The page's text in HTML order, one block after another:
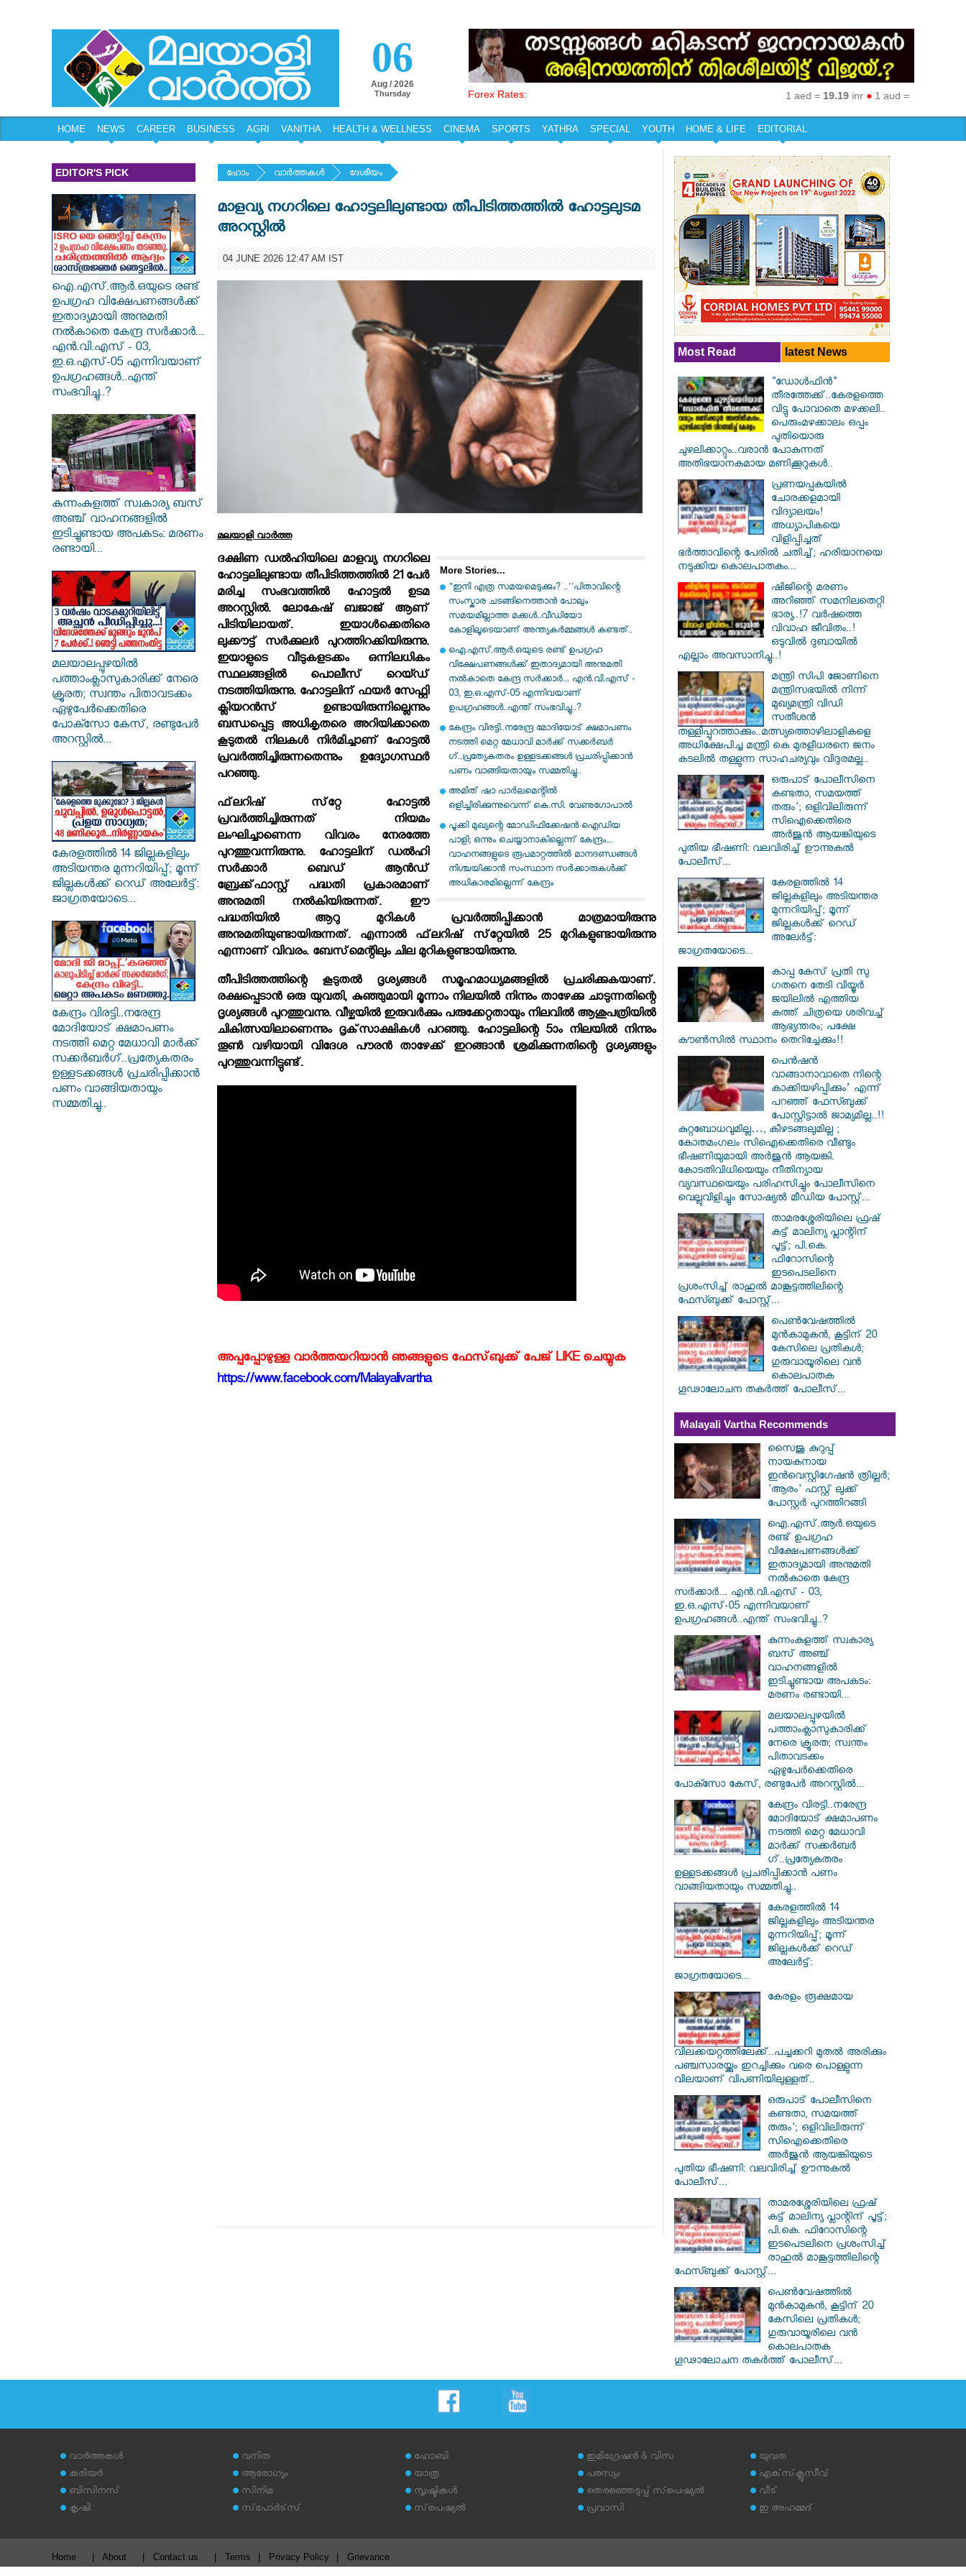
06
Aug / 2026
Thursday Forex Rates: 1 aed =19.19inr● 1 aud =50.27
HOME NEWS CAREER BUSINESS AGRI VANITHA HEALTH & WELLNESS CINEMA SPORTS YATHRA SPECIAL YOUTH HOME & LIFE EDITORIAL
EDITOR'S PICK
ഐ.എസ്.ആർ.ഒയുടെ രണ്ട്
ഉപഗ്രഹ വിക്ഷേപണങ്ങൾക്ക്
ഇതാദ്യമായി അനുമതി
നൽകാതെ കേന്ദ്ര സർക്കാർ...
എൻ.വി.എസ് - 03,
ഇ.ഒ.എസ്-05 എന്നിവയാണ്
ഉപഗ്രഹങ്ങൾ..എന്ത്
സംഭവിച്ചു..?
കുന്നംകുളത്ത് സ്വകാര്യ ബസ്
അഞ്ച് വാഹനങ്ങളിൽ
ഇടിച്ചുണ്ടായ അപകടം: മരണം
രണ്ടായി...
മലയാലപ്പുഴയിൽ
പത്താംക്ലാസുകാരിക്ക് നേരെ
ക്രൂരത; സ്വന്തം പിതാവടക്കം
ഏഴുപേർക്കെതിരെ
പോക്സോ കേസ്, രണ്ടുപേർ
അറസ്റ്റിൽ...
കേരളത്തിൽ 14 ജില്ലകളിലും
അടിയന്തര മുന്നറിയിപ്പ്; മൂന്ന്
ജില്ലകൾക്ക് റെഡ് അലേർട്ട്:
ജാഗ്രതയോടെ...
കേന്ദ്രം വിരട്ടി..നരേന്ദ്ര
മോദിയോട് ക്ഷമാപണം
നടത്തി മെറ്റ മേധാവി മാർക്ക്
സക്കർബർ​ഗ്..പ്രത്യേകതരം
ഉള്ളടക്കങ്ങൾ പ്രചരിപ്പിക്കാൻ
പണം വാങ്ങിയതായും
സമ്മതിച്ചു..
ഹോം വാര്‍ത്തകള്‍ ദേശീയം
മാളവ്യ നഗറിലെ ഹോട്ടലിലുണ്ടായ തീപിടിത്തത്തില്‍ ഹോട്ടലുടമ
അറസ്റ്റില്‍
04 JUNE 2026 12:47 AM IST
മലയാളി വാര്‍ത്ത
More Stories...
"ഇനി എത്ര സമയമെടുക്കും? ..''പിതാവിന്റെ
സംസ്കാര ചടങ്ങിനെത്താൻ പോലും
സമയമില്ലാത്ത മക്കൾ..വീഡിയോ
കോളിലൂടെയാണ് അന്ത്യകർമ്മങ്ങൾ കണ്ടത്..
ഐ.എസ്.ആർ.ഒയുടെ രണ്ട് ഉപഗ്രഹ
വിക്ഷേപണങ്ങൾക്ക് ഇതാദ്യമായി അനുമതി
നൽകാതെ കേന്ദ്ര സർക്കാർ... എൻ.വി.എസ് -
03, ഇ.ഒ.എസ്-05 എന്നിവയാണ്
ഉപഗ്രഹങ്ങൾ..എന്ത് സംഭവിച്ചു..?
കേന്ദ്രം വിരട്ടി..നരേന്ദ്ര മോദിയോട് ക്ഷമാപണം
നടത്തി മെറ്റ മേധാവി മാർക്ക് സക്കർബർ​
ഗ്..പ്രത്യേകതരം ഉള്ളടക്കങ്ങൾ പ്രചരിപ്പിക്കാൻ
പണം വാങ്ങിയതായും സമ്മതിച്ചു..
അമിത് ഷാ പാര്‍ലമെന്റില്‍
ഒളിച്ചിരിക്കുന്നുവെന്ന് കെ.സി. വേണുഗോപാല്‍
പൂക്കി മുഖ്യന്റെ മോഡിഫിക്കേഷൻ ഐഡിയ
പാളി; ഒന്നും ചെയ്യാനാകില്ലെന്ന് കേന്ദ്രം...
വാഹനങ്ങളുടെ രൂപമാറ്റത്തില്‍ മാനദണ്ഡങ്ങള്‍
നിശ്ചയിക്കാന്‍ സംസ്ഥാന സര്‍ക്കാരുകള്‍ക്ക്
അധികാരമില്ലെന്ന് കേന്ദ്രം
ദക്ഷിണ ഡല്‍ഹിയിലെ മാളവ്യ നഗറിലെ
ഹോട്ടലിലുണ്ടായ തീപിടിത്തത്തില്‍ 21 പേര്‍
മരിച്ച സംഭവത്തില്‍ ഹോട്ടല്‍ ഉടമ
അറസ്റ്റില്‍. ലോകേഷ് ബജാജ് ആണ്
പിടിയിലായത്. ഇയാള്‍ക്കെതിരെ
ലുക്കൗട്ട് സര്‍ക്കുലര്‍ പുറത്തിറക്കിയിരുന്നു.
ഇയാളുടെ വീടുകളടക്കം ഒന്നിലധികം
സ്ഥലങ്ങളില്‍ പൊലീസ് റെയ്ഡ്
നടത്തിയിരുന്നു. ഹോട്ടലിന് ഫയര്‍ സേഫ്റ്റി
ക്ലിയറന്‍സ് ഉണ്ടായിരുന്നില്ലെന്നും
ബന്ധപ്പെട്ട അധികൃതരെ അറിയിക്കാതെ
കൂടുതല്‍ നിലകള്‍ നിര്‍മിച്ചാണ് ഹോട്ടല്‍
പ്രവര്‍ത്തിച്ചിരുന്നതെന്നും ഉദ്യോഗസ്ഥര്‍
പറഞ്ഞു.
ഫ്‌ലറിഷ് സ്‌റ്റേ ഹോട്ടല്‍
പ്രവര്‍ത്തിച്ചിരുന്നത് നിയമം
ലംഘിച്ചാണെന്ന വിവരം നേരത്തേ
പുറത്തുവന്നിരുന്നു. ഹോട്ടലിന് ഡല്‍ഹി
സര്‍ക്കാര്‍ ബെഡ് ആന്‍ഡ്
ബ്രേക്ക്ഫാസ്റ്റ് പദ്ധതി പ്രകാരമാണ്
അനുമതി നല്‍കിയിരുന്നത്. ഈ
പദ്ധതിയില്‍ ആറു മുറികള്‍ പ്രവര്‍ത്തിപ്പിക്കാന്‍ മാത്രമായിരുന്നു
അനുമതിയുണ്ടായിരുന്നത്. എന്നാല്‍ ഫ്‌ലറിഷ് സ്‌റ്റേയില്‍ 25 മുറികളുണ്ടായിരുന്നു
എന്നാണ് വിവരം. ബേസ്‌മെന്റിലും ചില മുറികളുണ്ടായിരുന്നു.
തീപിടിത്തത്തിന്റെ കൂടുതല്‍ ദൃശ്യങ്ങള്‍ സമൂഹമാധ്യമങ്ങളില്‍ പ്രചരിക്കുകയാണ്.
രക്ഷപ്പെടാന്‍ ഒരു യുവതി, കുഞ്ഞുമായി മൂന്നാം നിലയില്‍ നിന്നും താഴേക്കു ചാടുന്നതിന്റെ
ദൃശ്യങ്ങള്‍ പുറത്തുവന്നു. വീഴ്ചയില്‍ ഇരുവര്‍ക്കും പരുക്കേറ്റതായും നിലവില്‍ ആശുപത്രിയില്‍
ചികിത്സയിലാണെന്നും ദൃക്‌സാക്ഷികള്‍ പറഞ്ഞു. ഹോട്ടലിന്റെ 5ാം നിലയില്‍ നിന്നും
തൂണ്‍ വഴിയായി വിദേശ പൗരന്‍ താഴേക്ക് ഇറങ്ങാന്‍ ശ്രമിക്കുന്നതിന്റെ ദൃശ്യങ്ങളും
പുറത്തുവന്നിട്ടുണ്ട്.
അപ്പപ്പോഴുള്ള വാര്‍ത്തയറിയാന്‍ ഞങ്ങളുടെ ഫേസ്‌ബുക്ക്‌ പേജ് LIKE ചെയ്യുക
https://www.facebook.com/Malayalivartha
Most Read latest News
"ഡോൾഫിൻ"
തീരത്തേക്ക്..കേരളത്തെ
വിട്ടു പോവാതെ മഴക്കലി..
പെരുംമഴക്കാലം ഒപ്പം
പുതിയൊരു
ചുഴലിക്കാറ്റും..വരാൻ പോകുന്നത്
അതിഭയാനകമായ മണിക്കൂറുകൾ..
പ്രണയപ്പകയിൽ
ചോരക്കളമായി
വിദ്യാലയം!
അധ്യാപികയെ
വിളിപ്പിച്ചത്
ഭർത്താവിന്റെ പേരിൽ ചതിച്ച്; ഹരിയാനയെ
നടുക്കിയ കൊലപാതകം...
ഷിജിന്റെ മരണം
അറിഞ്ഞ് സമനിലതെറ്റി
ഭാര്യ..!7 വർഷത്തെ
വിവാഹ ജീവിതം..!
ഒടുവിൽ ദുബായിൽ
എല്ലാം അവസാനിച്ചു..!
മന്ത്രി സിപി ജോണിനെ
മന്ത്രിസഭയില്‍ നിന്ന്
മുഖ്യമന്ത്രി വിഡി
സതീശന്‍
തള്ളിപ്പുറത്താക്കും..മത്സ്യത്തൊഴിലാളികളെ
അധിക്ഷേപിച്ച മന്ത്രി കെ മുരളീധരനെ ജനം
കടലില്‍ തള്ളുന്ന സാഹചര്യവും വിദുരമല്ല..
ഒരുപാട് പോലീസിനെ
കണ്ടതാ, സമയത്ത്
തരും'; ഒളിവിലിരുന്ന്
സിഐക്കെതിരെ
അർജുൻ ആയങ്കിയുടെ
പുതിയ ഭീഷണി: വലവിരിച്ച് ഊന്നുകൽ
പോലീസ്...
കേരളത്തിൽ 14
ജില്ലകളിലും അടിയന്തര
മുന്നറിയിപ്പ്; മൂന്ന്
ജില്ലകൾക്ക് റെഡ്
അലേർട്ട്:
ജാഗ്രതയോടെ...
കാപ്പ കേസ് പ്രതി സു​
ഗതനെ തേടി വിയ്യൂർ
ജയിലിൽ എത്തിയ
കത്ത് ചിത്രയെ ശരിവച്ച്
ആഭ്യന്തരം; പക്ഷേ
കൗൺസിൽ സ്ഥാനം തെറിച്ചേക്കും!!
പെൻഷൻ
വാങ്ങാനാവാതെ നിന്റെ
കാക്കിയഴിപ്പിക്കും’ എന്ന്
പറഞ്ഞ് ഫേസ്ബുക്ക്
പോസ്റ്റിട്ടാൽ ജാമ്യമില്ല..!!
കുറ്റബോധവുമില്ല…, കീഴടങ്ങലുമില്ല ;
കോതമംഗലം സിഐക്കെതിരെ വീണ്ടും
ഭീഷണിയുമായി അര്‍ജുന്‍ ആയങ്കി.
കോടതിവിധിയെയും നീതിന്യായ
വ്യവസ്ഥയെയും പരിഹസിച്ചും പോലീസിനെ
വെല്ലുവിളിച്ചും സോഷ്യൽ മീഡിയ പോസ്റ്റ്...
താമരശ്ശേരിയിലെ ഫ്രഷ്
കട്ട് മാലിന്യ പ്ലാന്റിന്
പൂട്ട്; പി.കെ.
ഫിറോസിന്റെ
ഇടപെടലിനെ
പ്രശംസിച്ച് രാഹുൽ മാങ്കൂട്ടത്തിലിന്റെ
ഫേസ്ബുക്ക് പോസ്റ്റ്...
പെൺവേഷത്തിൽ
മുൻകാമുകൻ, കൂട്ടിന് 20
കേസിലെ പ്രതികൾ;
ഗുരുവായൂരിലെ വൻ
കൊലപാതക
ഗൂഢാലോചന തകർത്ത് പോലീസ്...
Malayali Vartha Recommends
സൈജു കുറുപ്പ്
നായകനായ
ഇൻവെസ്റ്റിഗേഷൻ ത്രില്ലർ;
'ആരം' ഫസ്റ്റ് ലുക്ക്
പോസ്റ്റർ പുറത്തിറങ്ങി
ഐ.എസ്.ആർ.ഒയുടെ
രണ്ട് ഉപഗ്രഹ
വിക്ഷേപണങ്ങൾക്ക്
ഇതാദ്യമായി അനുമതി
നൽകാതെ കേന്ദ്ര
സർക്കാർ... എൻ.വി.എസ് - 03,
ഇ.ഒ.എസ്-05 എന്നിവയാണ്
ഉപഗ്രഹങ്ങൾ..എന്ത് സംഭവിച്ചു..?
കുന്നംകുളത്ത് സ്വകാര്യ
ബസ് അഞ്ച്
വാഹനങ്ങളിൽ
ഇടിച്ചുണ്ടായ അപകടം:
മരണം രണ്ടായി...
മലയാലപ്പുഴയിൽ
പത്താംക്ലാസുകാരിക്ക്
നേരെ ക്രൂരത; സ്വന്തം
പിതാവടക്കം
ഏഴുപേർക്കെതിരെ
പോക്സോ കേസ്, രണ്ടുപേർ അറസ്റ്റിൽ...
കേന്ദ്രം വിരട്ടി..നരേന്ദ്ര
മോദിയോട് ക്ഷമാപണം
നടത്തി മെറ്റ മേധാവി
മാർക്ക് സക്കർബർ​
ഗ്..പ്രത്യേകതരം
ഉള്ളടക്കങ്ങൾ പ്രചരിപ്പിക്കാൻ പണം
വാങ്ങിയതായും സമ്മതിച്ചു..
കേരളത്തിൽ 14
ജില്ലകളിലും അടിയന്തര
മുന്നറിയിപ്പ്; മൂന്ന്
ജില്ലകൾക്ക് റെഡ്
അലേർട്ട്:
ജാഗ്രതയോടെ...
കേരളം രൂക്ഷമായ
വിലക്കയറ്റത്തിലേക്ക്..പച്ചക്കറി മുതൽ അരിക്കും
പഞ്ചസാരയ്ക്കും ഇറച്ചിക്കും വരെ പൊള്ളുന്ന
വിലയാണ് വിപണിയിലുള്ളത്..
ഒരുപാട് പോലീസിനെ
കണ്ടതാ, സമയത്ത്
തരും'; ഒളിവിലിരുന്ന്
സിഐക്കെതിരെ
അർജുൻ ആയങ്കിയുടെ
പുതിയ ഭീഷണി: വലവിരിച്ച് ഊന്നുകൽ
പോലീസ്...
താമരശ്ശേരിയിലെ ഫ്രഷ്
കട്ട് മാലിന്യ പ്ലാന്റിന് പൂട്ട്;
പി.കെ. ഫിറോസിന്റെ
ഇടപെടലിനെ പ്രശംസിച്ച്
രാഹുൽ മാങ്കൂട്ടത്തിലിന്റെ
ഫേസ്ബുക്ക് പോസ്റ്റ്...
പെൺവേഷത്തിൽ
മുൻകാമുകൻ, കൂട്ടിന് 20
കേസിലെ പ്രതികൾ;
ഗുരുവായൂരിലെ വൻ
കൊലപാതക
ഗൂഢാലോചന തകർത്ത് പോലീസ്...
വാര്‍ത്തകള്‍
കരിയര്‍
ബിസിനസ്
കൃഷി
വനിത
ആരോഗ്യം
സിനിമ
സ്‌പോര്‍ട്‌സ്
ഹോബി
യാത്ര
സൃഷ്ടികള്‍
സ്‌പെഷ്യല്‍
ഇമിഗ്രേഷന്‍ & വിസ
പരസ്യം
തെരഞ്ഞെടുപ്പ് സ്‌പെഷ്യല്‍
പ്രവാസി
യുവത
എക്‌സ്‌ക്ലൂസീവ്
വീട്
ഇ അഹമ്മദ്‌
Home About Contact us Terms Privacy Policy
Grievance